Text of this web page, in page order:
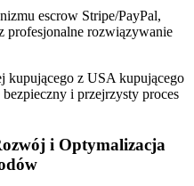
escrow Stripe/PayPal,
profesjonalne rozwiązywanie
kupującego z USA kupującego
i przejrzysty proces
i Optymalizacja